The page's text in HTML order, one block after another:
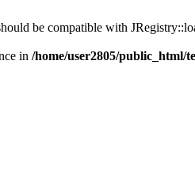
be compatible with
in /home/user2805/public_html/